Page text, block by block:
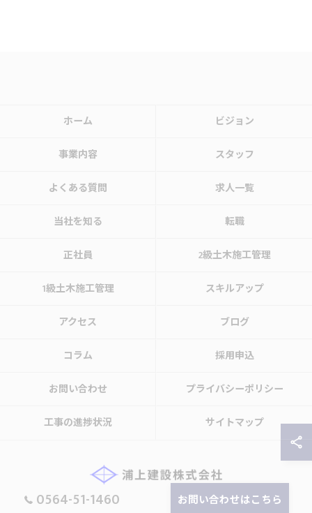
0564-51-1460 お問い合わせはこちら
ホーム ビジョン
事業内容 スタッフ
よくある質問 求人一覧
当社を知る 転職
正社員 2級土木施工管理
1級土木施工管理 スキルアップ
アクセス ブログ
コラム 採用申込
お問い合わせ プライバシーポリシー
工事の進捗状況 サイトマップ